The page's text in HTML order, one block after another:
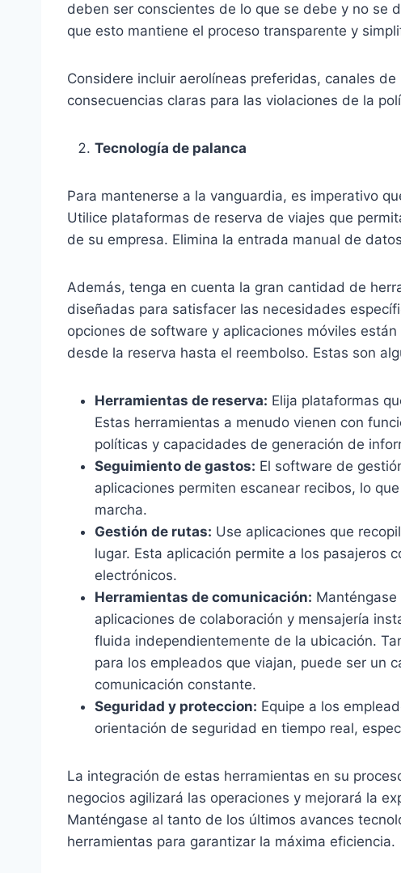
deben ser conscientes de lo que se debe y no se
que esto mantiene el proceso transparente y
Considere incluir aerolíneas preferidas, canales
consecuencias claras para las violaciones de la
Tecnología de palanca
Para mantenerse a la vanguardia, es imperativo
Utilice plataformas de reserva de viajes que
de su empresa. Elimina la entrada manual de
Además, tenga en cuenta la gran cantidad de
diseñadas para satisfacer las necesidades
opciones de software y aplicaciones móviles
desde la reserva hasta el reembolso. Estas son
Herramientas de reserva: Elija plataformas
Estas herramientas a menudo vienen con
políticas y capacidades de generación de
Seguimiento de gastos: El software de
aplicaciones permiten escanear recibos, lo
marcha.
Gestión de rutas: Use aplicaciones que
lugar. Esta aplicación permite a los pasajeros
electrónicos.
Herramientas de comunicación:
aplicaciones de colaboración y mensajería
fluida independientemente de la ubicación.
para los empleados que viajan, puede ser un
comunicación constante.
Seguridad y proteccion: Equipe a los
orientación de seguridad en tiempo real,
La integración de estas herramientas en su
negocios agilizará las operaciones y mejorará la
Manténgase al tanto de los últimos avances
herramientas para garantizar la máxima eficiencia.